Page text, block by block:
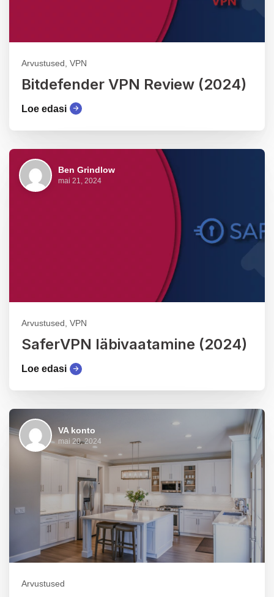
Arvustused, VPN
Bitdefender VPN Review (2024)
Loe edasi
Ben Grindlow
mai 21, 2024
Arvustused, VPN
SaferVPN läbivaatamine (2024)
Loe edasi
VA konto
mai 20, 2024
Arvustused